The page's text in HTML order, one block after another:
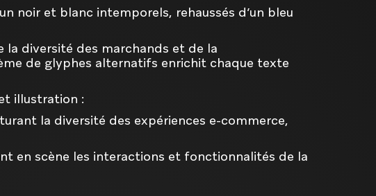
noir et blanc intemporels, rehaussés d’un bleu
diversité des marchands et de la
de glyphes alternatifs enrichit chaque texte
illustration :
la diversité des expériences e-commerce,
en scène les interactions et fonctionnalités de la